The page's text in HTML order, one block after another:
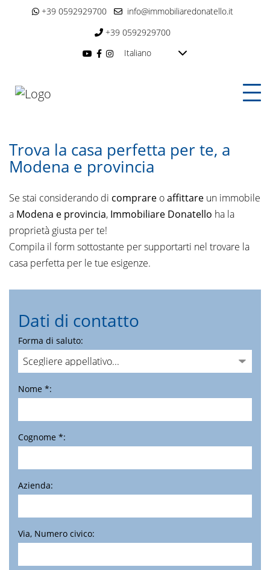
+39 0592929700
info@immobiliaredonatello.it
+39 0592929700
Italiano
Trova la casa perfetta per te, a
Modena e provincia
Se stai considerando di comprare oaffittare un immobile
a Modena e provincia, Immobiliare Donatello ha la
proprietà giusta per te!
Compila il form sottostante per supportarti nel trovare la
casa perfetta per le tue esigenze.
Dati di contatto
Forma di saluto:
Nome *:
Cognome *:
Azienda:
Via, Numero civico: